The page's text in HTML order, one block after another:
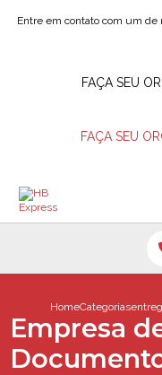
Entre em contato com um de
FAÇA SEU
FAÇA SEU
HomeCategorias
Empresa